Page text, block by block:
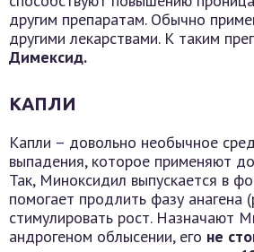
другим препаратам. Обычно
другими лекарствами. К таким
Димексид.
КАПЛИ
Капли – довольно необычное
выпадения, которое применяют
Так, Миноксидил выпускается в
помогает продлить фазу анагена
стимулировать рост. Назначают
андрогеном облысении, его не